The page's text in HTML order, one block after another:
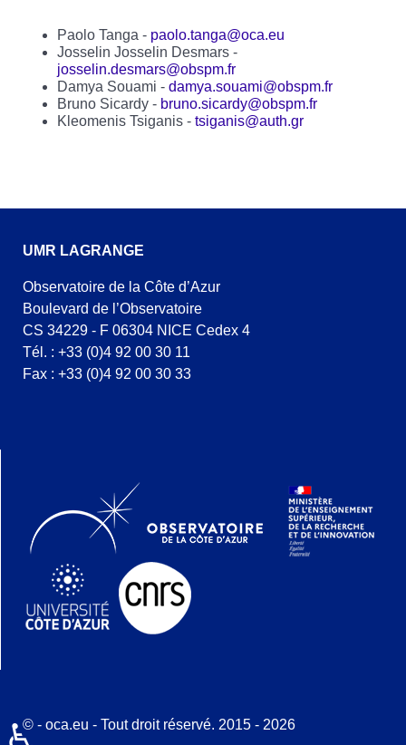
Paolo Tanga - paolo.tanga@oca.eu
Josselin Josselin Desmars -
josselin.desmars@obspm.fr
Damya Souami - damya.souami@obspm.fr
Bruno Sicardy - bruno.sicardy@obspm.fr
Kleomenis Tsiganis - tsiganis@auth.gr
UMR LAGRANGE
Observatoire de la Côte d’Azur
Boulevard de l’Observatoire
CS 34229 - F 06304 NICE Cedex 4
Tél. : +33 (0)4 92 00 30 11
Fax : +33 (0)4 92 00 30 33
© - oca.eu - Tout droit réservé. 2015 - 2026